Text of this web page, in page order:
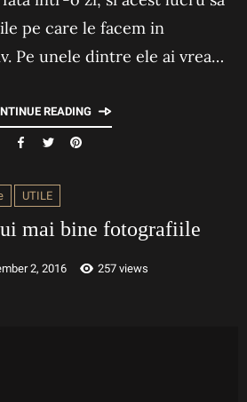
pe care le facem in
Pe unele dintre ele ai vrea…
READING
UTILE
mai bine fotografiile
2, 2016 257 views